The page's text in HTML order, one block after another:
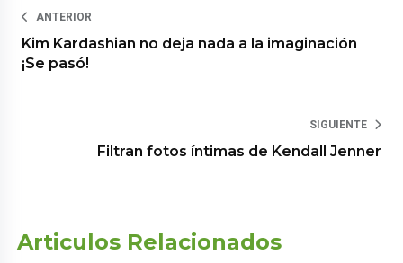
ANTERIOR
Kim Kardashian no deja nada a la imaginación
¡Se pasó!
SIGUIENTE
Filtran fotos íntimas de Kendall Jenner
Articulos Relacionados